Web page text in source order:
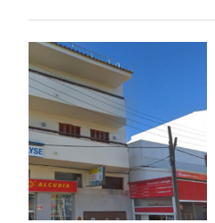
Vardiyalar
Sabah
Öğleden Sonra
Akşam
Gece